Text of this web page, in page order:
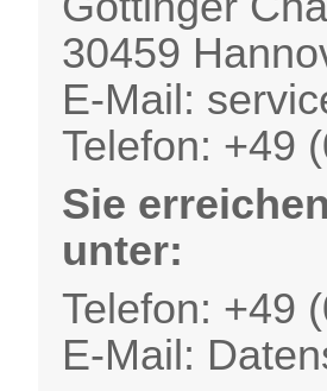
30459
E-Mail:
Telefon: +49
Sie
unter:
Telefon: +49
E-Mail: